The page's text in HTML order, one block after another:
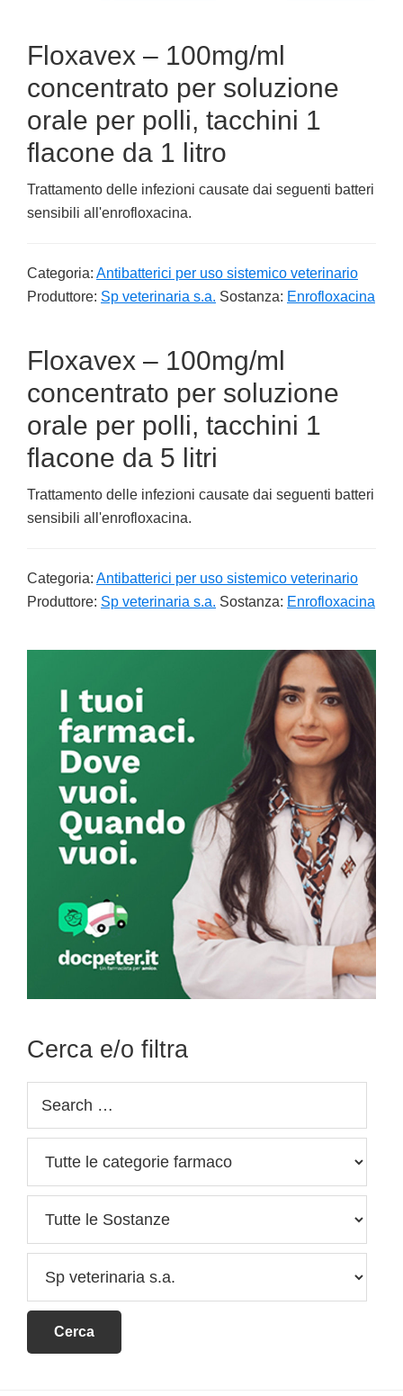
Floxavex – 100mg/ml
concentrato per soluzione
orale per polli, tacchini 1
flacone da 1 litro
Trattamento delle infezioni causate dai seguenti batteri
sensibili all'enrofloxacina.
Categoria: Antibatterici per uso sistemico veterinario
Produttore: Sp veterinaria s.a. Sostanza: Enrofloxacina
Floxavex – 100mg/ml
concentrato per soluzione
orale per polli, tacchini 1
flacone da 5 litri
Trattamento delle infezioni causate dai seguenti batteri
sensibili all'enrofloxacina.
Categoria: Antibatterici per uso sistemico veterinario
Produttore: Sp veterinaria s.a. Sostanza: Enrofloxacina
Sidebar
Cerca e/o filtra